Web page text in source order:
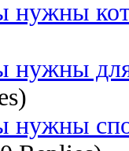
нужны
нужны
нужны